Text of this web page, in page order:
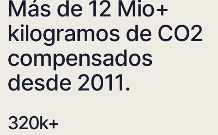
Más de 12 Mio+
kilogramos de CO2
compensados
desde 2011.
320k+